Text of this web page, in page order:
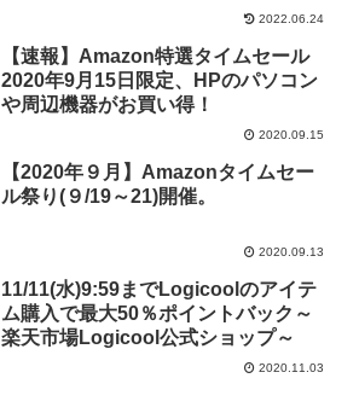
2022.06.24
【速報】Amazon特選タイムセール
2020年9月15日限定、HPのパソコン
や周辺機器がお買い得！
2020.09.15
【2020年９月】Amazonタイムセー
ル祭り(９/19～21)開催。
2020.09.13
11/11(水)9:59までLogicoolのアイテ
ム購入で最大50％ポイントバック～
楽天市場Logicool公式ショップ～
2020.11.03